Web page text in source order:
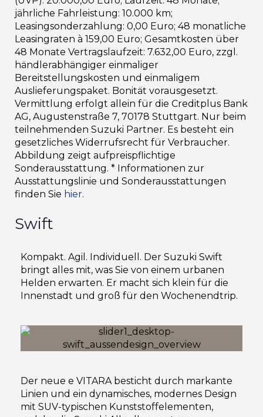
jährliche Fahrleistung: 10.000 km;
Leasingsonderzahlung: 0,00 Euro; 48 monatliche
Leasingraten à 159,00 Euro; Gesamtkosten über
48 Monate Vertragslaufzeit: 7.632,00 Euro, zzgl.
händlerabhängiger einmaliger
Bereitstellungskosten und einmaligem
Auslieferungspaket. Bonität vorausgesetzt.
Vermittlung erfolgt allein für die Creditplus Bank
AG, Augustenstraße 7, 70178 Stuttgart. Nur beim
teilnehmenden Suzuki Partner. Es besteht ein
gesetzliches Widerrufsrecht für Verbraucher.
Abbildung zeigt aufpreispflichtige
Sonderausstattung. * Informationen zur
Ausstattungslinie und Sonderausstattungen
finden Sie hier.
Swift
Kompakt. Agil. Individuell. Der Suzuki Swift
bringt alles mit, was Sie von einem urbanen
Helden erwarten. Er macht sich klein für die
Innenstadt und groß für den Wochenendtrip.
Der neue e VITARA besticht durch markante
Linien und ein dynamisches, modernes Design
mit SUV-typischen Kunststoffelementen,